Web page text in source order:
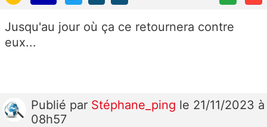
Jusqu'au jour où ça ce retournera contre
eux...
Publié par Stéphane_ping le 21/11/2023 à
08h57